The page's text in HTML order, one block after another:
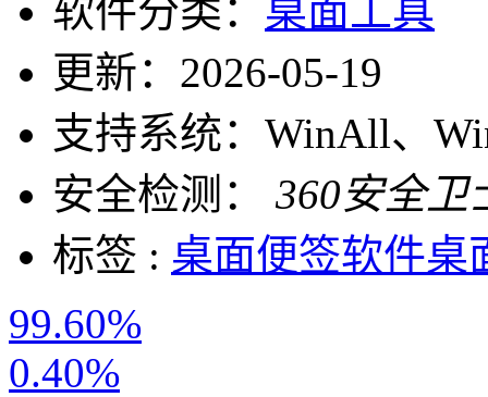
软件分类： 桌面工具
更新： 2026-05-19
支持系统： WinAll、
安全检测：
360安全卫
标签 : 桌面便签软件桌
99.60%
0.40%